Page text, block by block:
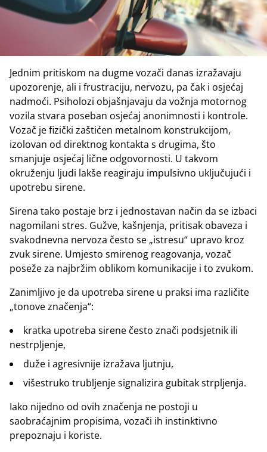
Jednim pritiskom na dugme vozači danas izražavaju
upozorenje, ali i frustraciju, nervozu, pa čak i osjećaj
nadmoći. Psiholozi objašnjavaju da vožnja motornog
vozila stvara poseban osjećaj anonimnosti i kontrole.
Vozač je fizički zaštićen metalnom konstrukcijom,
izolovan od direktnog kontakta s drugima, što
smanjuje osjećaj lične odgovornosti. U takvom
okruženju ljudi lakše reagiraju impulsivno uključujući i
upotrebu sirene.
Sirena tako postaje brz i jednostavan način da se izbaci
nagomilani stres. Gužve, kašnjenja, pritisak obaveza i
svakodnevna nervoza često se „istresu“ upravo kroz
zvuk sirene. Umjesto smirenog reagovanja, vozač
poseže za najbržim oblikom komunikacije i to zvukom.
Zanimljivo je da upotreba sirene u praksi ima različite
„tonove značenja“:
kratka upotreba sirene često znači podsjetnik ili
nestrpljenje,
duže i agresivnije izražava ljutnju,
višestruko trubljenje signalizira gubitak strpljenja.
Iako nijedno od ovih značenja ne postoji u
saobraćajnim propisima, vozači ih instinktivno
prepoznaju i koriste.